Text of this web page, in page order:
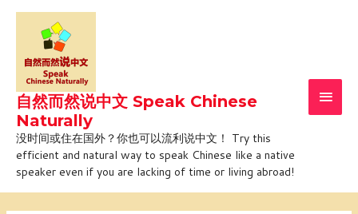
Skip
content
自然而然说中文 Speak Chinese
Naturally
没时间或住在国外？你也可以流利说中文！ Try this
efficient and natural way to speak Chinese like a native
speaker even if you are lacking of time or living abroad!